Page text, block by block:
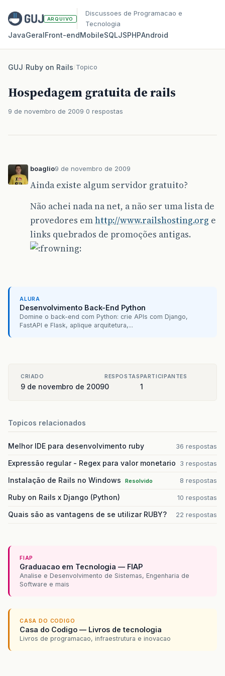
ARQUIVO
Discussoes de Programacao e
Tecnologia
JavaGeralFront‑endMobileSQLJSPHPAndroid
GUJ/Ruby on Rails/Topico
Hospedagem gratuita de rails
9 de novembro de 2009 0 respostas
boaglio9 de novembro de 2009
Ainda existe algum servidor gratuito?
Não achei nada na net, a não ser uma lista de
provedores emhttp://www.railshosting.org e
links quebrados de promoções antigas.
ALURA
Desenvolvimento Back-End Python
Domine o back-end com Python: crie APIs com Django,
FastAPI e Flask, aplique arquitetura,...
CRIADO
9 de novembro de 2009
RESPOSTAS
0
PARTICIPANTES
1
Topicos relacionados
Melhor IDE para desenvolvimento ruby 36 respostas
Expressão regular - Regex para valor monetario 3 respostas
Instalação de Rails no Windows Resolvido 8 respostas
Ruby on Rails x Django (Python) 10 respostas
Quais são as vantagens de se utilizar RUBY? 22 respostas
FIAP
Graduacao em Tecnologia — FIAP
Analise e Desenvolvimento de Sistemas, Engenharia de
Software e mais
CASA DO CODIGO
Casa do Codigo — Livros de tecnologia
Livros de programacao, infraestrutura e inovacao